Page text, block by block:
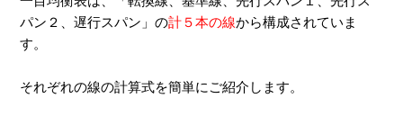
パン２、遅行スパン」の計５本の線から構成されていま
す。
それぞれの線の計算式を簡単にご紹介します。